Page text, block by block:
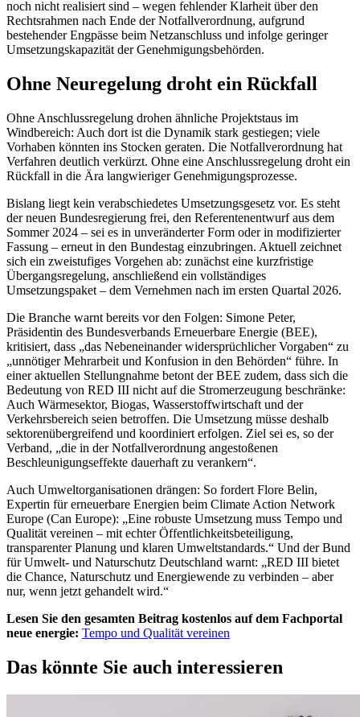
noch nicht realisiert sind – wegen fehlender Klarheit über den
Rechtsrahmen nach Ende der Notfallverordnung, aufgrund
bestehender Engpässe beim Netzanschluss und infolge geringer
Umsetzungskapazität der Genehmigungsbehörden.
Ohne Neuregelung droht ein Rückfall
Ohne Anschlussregelung drohen ähnliche Projektstaus im
Windbereich: Auch dort ist die Dynamik stark gestiegen; viele
Vorhaben könnten ins Stocken geraten. Die Notfallverordnung hat
Verfahren deutlich verkürzt. Ohne eine Anschlussregelung droht ein
Rückfall in die Ära langwieriger Genehmigungsprozesse.
Bislang liegt kein verabschiedetes Umsetzungsgesetz vor. Es steht
der neuen Bundesregierung frei, den Referentenentwurf aus dem
Sommer 2024 – sei es in unveränderter Form oder in modifizierter
Fassung – erneut in den Bundestag einzubringen. Aktuell zeichnet
sich ein zweistufiges Vorgehen ab: zunächst eine kurzfristige
Übergangsregelung, anschließend ein vollständiges
Umsetzungspaket – dem Vernehmen nach im ersten Quartal 2026.
Die Branche warnt bereits vor den Folgen: Simone Peter,
Präsidentin des Bundesverbands Erneuerbare Energie (BEE),
kritisiert, dass „das Nebeneinander widersprüchlicher Vorgaben“ zu
„unnötiger Mehrarbeit und Konfusion in den Behörden“ führe. In
einer aktuellen Stellungnahme betont der BEE zudem, dass sich die
Bedeutung von RED III nicht auf die Stromerzeugung beschränke:
Auch Wärmesektor, Biogas, Wasserstoffwirtschaft und der
Verkehrsbereich seien betroffen. Die Umsetzung müsse deshalb
sektorenübergreifend und koordiniert erfolgen. Ziel sei es, so der
Verband, „die in der Notfallverordnung angestoßenen
Beschleunigungseffekte dauerhaft zu verankern“.
Auch Umweltorganisationen drängen: So fordert Flore Belin,
Expertin für erneuerbare Energien beim Climate Action Network
Europe (Can Europe): „Eine robuste Umsetzung muss Tempo und
Qualität vereinen – mit echter Öffentlichkeitsbeteiligung,
transparenter Planung und klaren Umweltstandards.“ Und der Bund
für Umwelt- und Naturschutz Deutschland warnt: „RED III bietet
die Chance, Naturschutz und Energiewende zu verbinden – aber
nur, wenn jetzt gehandelt wird.“
Lesen Sie den gesamten Beitrag kostenlos auf dem Fachportal
neue energie: Tempo und Qualität vereinen
Das könnte Sie auch interessieren